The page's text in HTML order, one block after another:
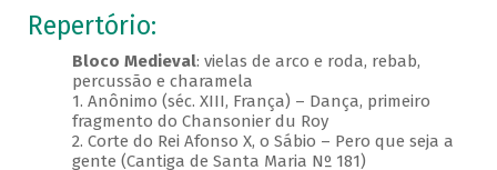
Repertório:
Bloco Medieval: vielas de arco e roda, rebab,
percussão e charamela
1. Anônimo (séc. XIII, França) – Dança, primeiro
fragmento do Chansonier du Roy
2. Corte do Rei Afonso X, o Sábio – Pero que seja a
gente (Cantiga de Santa Maria Nº 181)